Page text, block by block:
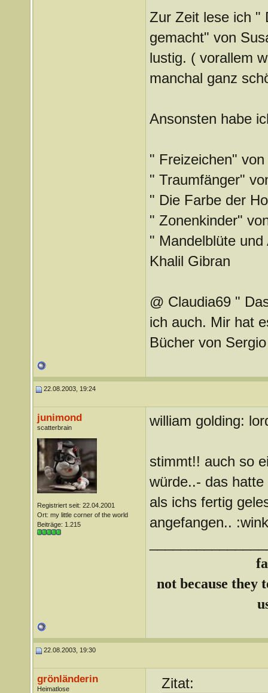
Zur Zeit lese ich "
gemacht" von
lustig. ( vorallem
manchal ganz
Ansonsten habe
" Freizeichen"
" Traumfänger"
" Die Farbe der
" Zonenkinder"
" Mandelblüte
Khalil Gibran
@ Claudia69 "
ich auch. Mir hat
Bücher von
22.08.2003, 19:24
junimond
scatterbrain
Registriert seit: 22.04.2001
Ort: my little corner of the world
Beiträge: 1.215
william golding:
stimmt!! auch so
würde..- das
als ichs fertig
angefangen..
not because they
22.08.2003, 19:30
grönländerin
Heimatlose
Zitat: